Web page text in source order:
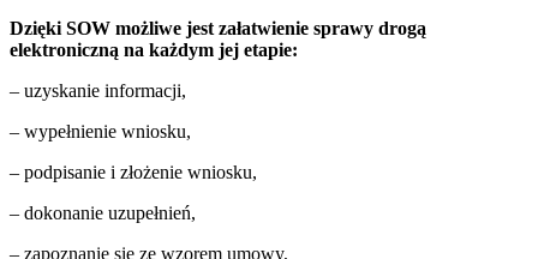
Dzięki SOW możliwe jest załatwienie sprawy drogą
elektroniczną na każdym jej etapie:
– uzyskanie informacji,
– wypełnienie wniosku,
– podpisanie i złożenie wniosku,
– dokonanie uzupełnień,
– zapoznanie się ze wzorem umowy,